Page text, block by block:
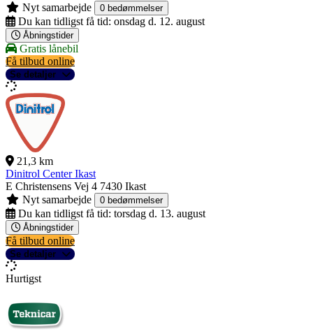
Nyt samarbejde
0 bedømmelser
Du kan tidligst få tid: onsdag d. 12. august
Åbningstider
Gratis lånebil
Få tilbud online
Se detaljer
21,3 km
Dinitrol Center Ikast
E Christensens Vej 4 7430 Ikast
Nyt samarbejde
0 bedømmelser
Du kan tidligst få tid: torsdag d. 13. august
Åbningstider
Få tilbud online
Se detaljer
Hurtigst